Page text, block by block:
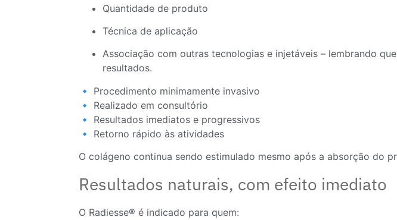
Quantidade de produto
Técnica de aplicação
Associação com outras tecnologias e injetáveis – lembrando
resultados.
🔹 Procedimento minimamente invasivo
🔹 Realizado em consultório
🔹 Resultados imediatos e progressivos
🔹 Retorno rápido às atividades
O colágeno continua sendo estimulado mesmo após a absorção do
Resultados naturais, com efeito imediato
O Radiesse® é indicado para quem: